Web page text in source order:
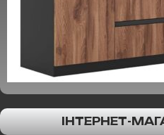
ІНТЕРНЕТ-